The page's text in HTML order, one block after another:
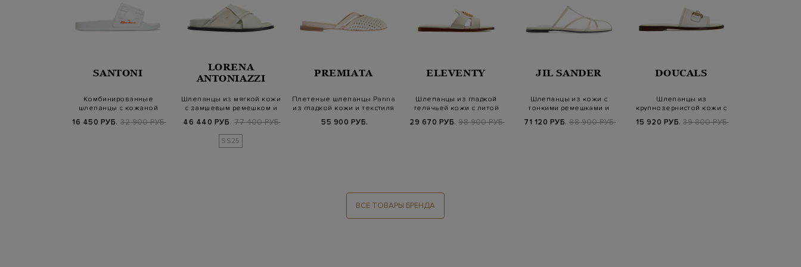
SANTONI
Комбинированные
шлепанцы с кожаной
16 450 РУБ. 32 900 РУБ.
LORENA
ANTONIAZZI
Шлепанцы из мягкой кожи
с замшевым ремешком и
46 440 РУБ. 77 400 РУБ.
SS25
PREMIATA
Плетеные шлепанцы Panna
из гладкой кожи и текстиля
55 900 РУБ.
ELEVENTY
Шлепанцы из гладкой
телячьей кожи с литой
29 670 РУБ. 98 900 РУБ.
JIL SANDER
Шлепанцы из кожи с
тонкими ремешками и
71 120 РУБ. 88 900 РУБ.
DOUCALS
Шлепанцы из
крупнозернистой кожи с
15 920 РУБ. 39 800 РУБ.
ВСЕ ТОВАРЫ БРЕНДА